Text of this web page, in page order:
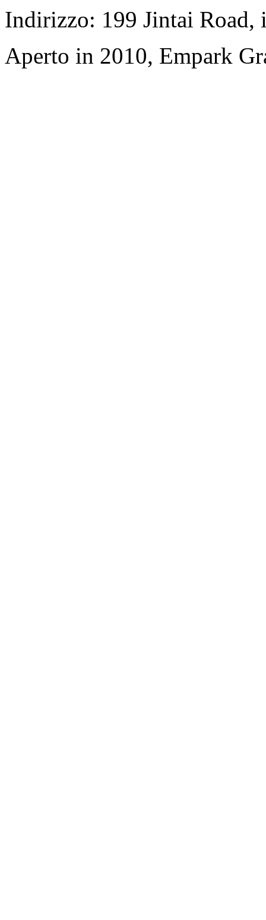
Indirizzo: 199 Jintai Road,
Aperto in 2010, Empark